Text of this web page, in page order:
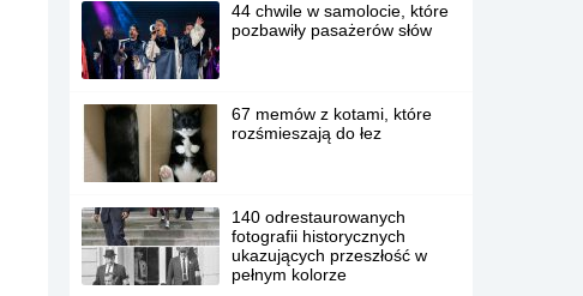
44 chwile w samolocie, które
pozbawiły pasażerów słów
67 memów z kotami, które
rozśmieszają do łez
140 odrestaurowanych
fotografii historycznych
ukazujących przeszłość w
pełnym kolorze